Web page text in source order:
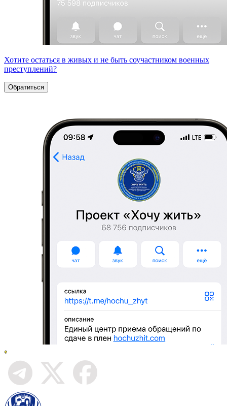
Хотите остаться в живых и не быть соучастником военных
преступлений?
Обратиться